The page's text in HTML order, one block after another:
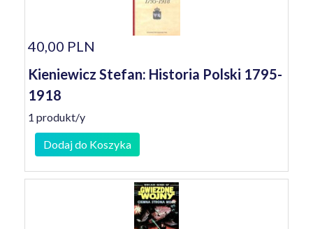
40,00 PLN
Kieniewicz Stefan: Historia Polski 1795-
1918
1 produkt/y
Dodaj do Koszyka